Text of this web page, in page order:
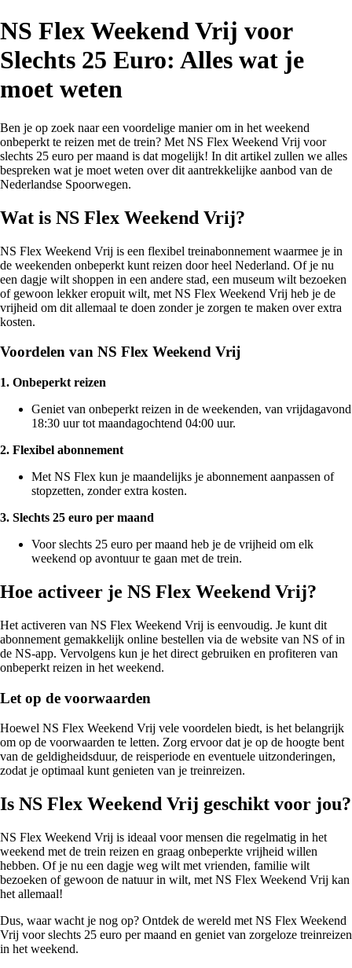
NS Flex Weekend Vrij voor
Slechts 25 Euro: Alles wat je
moet weten
Ben je op zoek naar een voordelige manier om in het weekend
onbeperkt te reizen met de trein? Met NS Flex Weekend Vrij voor
slechts 25 euro per maand is dat mogelijk! In dit artikel zullen we alles
bespreken wat je moet weten over dit aantrekkelijke aanbod van de
Nederlandse Spoorwegen.
Wat is NS Flex Weekend Vrij?
NS Flex Weekend Vrij is een flexibel treinabonnement waarmee je in
de weekenden onbeperkt kunt reizen door heel Nederland. Of je nu
een dagje wilt shoppen in een andere stad, een museum wilt bezoeken
of gewoon lekker eropuit wilt, met NS Flex Weekend Vrij heb je de
vrijheid om dit allemaal te doen zonder je zorgen te maken over extra
kosten.
Voordelen van NS Flex Weekend Vrij
1. Onbeperkt reizen
Geniet van onbeperkt reizen in de weekenden, van vrijdagavond
18:30 uur tot maandagochtend 04:00 uur.
2. Flexibel abonnement
Met NS Flex kun je maandelijks je abonnement aanpassen of
stopzetten, zonder extra kosten.
3. Slechts 25 euro per maand
Voor slechts 25 euro per maand heb je de vrijheid om elk
weekend op avontuur te gaan met de trein.
Hoe activeer je NS Flex Weekend Vrij?
Het activeren van NS Flex Weekend Vrij is eenvoudig. Je kunt dit
abonnement gemakkelijk online bestellen via de website van NS of in
de NS-app. Vervolgens kun je het direct gebruiken en profiteren van
onbeperkt reizen in het weekend.
Let op de voorwaarden
Hoewel NS Flex Weekend Vrij vele voordelen biedt, is het belangrijk
om op de voorwaarden te letten. Zorg ervoor dat je op de hoogte bent
van de geldigheidsduur, de reisperiode en eventuele uitzonderingen,
zodat je optimaal kunt genieten van je treinreizen.
Is NS Flex Weekend Vrij geschikt voor jou?
NS Flex Weekend Vrij is ideaal voor mensen die regelmatig in het
weekend met de trein reizen en graag onbeperkte vrijheid willen
hebben. Of je nu een dagje weg wilt met vrienden, familie wilt
bezoeken of gewoon de natuur in wilt, met NS Flex Weekend Vrij kan
het allemaal!
Dus, waar wacht je nog op? Ontdek de wereld met NS Flex Weekend
Vrij voor slechts 25 euro per maand en geniet van zorgeloze treinreizen
in het weekend.